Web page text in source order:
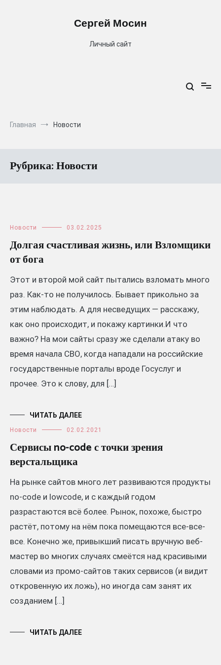
Сергей Мосин
Личный сайт
Главная Новости
Рубрика:Новости
Новости 03.02.2025
Долгая счастливая жизнь, или Взломщики
от бога
Этот и второй мой сайт пытались взломать много
раз. Как-то не получилось. Бывает прикольно за
этим наблюдать. А для несведущих — расскажу,
как оно происходит, и покажу картинки.И что
важно? На мои сайты сразу же сделали атаку во
время начала СВО, когда нападали на российские
государственные порталы вроде Госуслуг и
прочее. Это к слову, для […]
ЧИТАТЬ ДАЛЕЕ
Новости 02.02.2021
Сервисы no-code с точки зрения
верстальщика
На рынке сайтов много лет развиваются продукты
no-code и lowcode, и с каждый годом
разрастаются всё более. Рынок, похоже, быстро
растёт, потому на нём пока помещаются все-все-
все. Конечно же, привыкший писать вручную веб-
мастер во многих случаях смеётся над красивыми
словами из промо-сайтов таких сервисов (и видит
откровенную их ложь), но иногда сам занят их
созданием […]
ЧИТАТЬ ДАЛЕЕ